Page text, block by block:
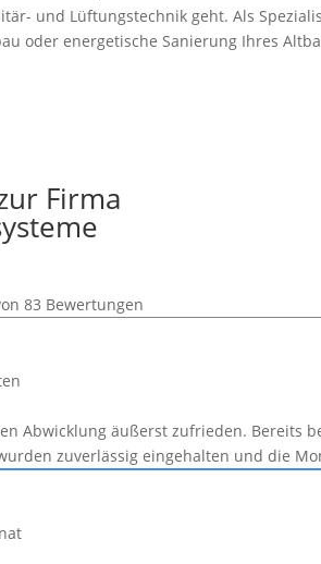
und Lüftungstechnik geht. Als
oder energetische Sanierung Ihres
Firma
83 Bewertungen
Abwicklung äußerst zufrieden. Bereits
zuverlässig eingehalten und die